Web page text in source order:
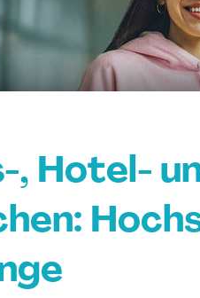
, Hotel-